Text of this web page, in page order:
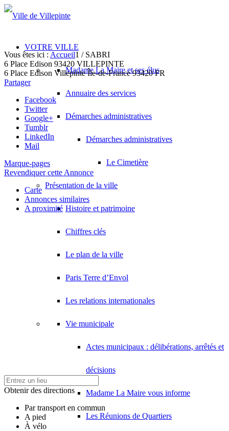
VOTRE VILLE
Madame La Maire et ses élus
Annuaire des services
Démarches administratives
Démarches administratives
Le Cimetière
Présentation de la ville
Histoire et patrimoine
Chiffres clés
Le plan de la ville
Paris Terre d’Envol
Les relations internationales
Vie municipale
Actes municipaux : délibérations, arrêtés et
décisions
Madame La Maire vous informe
Les Réunions de Quartiers
Vous êtes ici : Accueil1 / SABRI
6 Place Edison 93420 VILLEPINTE
6 Place Edison Villepinte Île-de-France 93420 FR
Partager
Facebook
Twitter
Google+
Tumblr
LinkedIn
Mail
Marque-pages
Revendiquer cette Annonce
Carte
Annonces similaires
A proximité
Obtenir des directions
Par transport en commun
A pied
À vélo